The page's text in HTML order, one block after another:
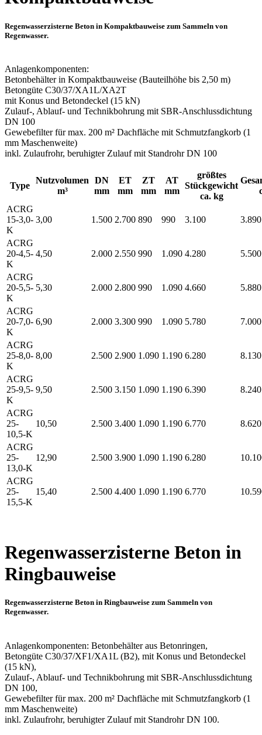
Regenwasserzisterne Beton in Kompaktbauweise zum Sammeln von
Regenwasser.
Anlagenkomponenten:
Betonbehälter in Kompaktbauweise (Bauteilhöhe bis 2,50 m)
Betongüte C30/37/XA1L/XA2T
mit Konus und Betondeckel (15 kN)
Zulauf-, Ablauf- und Technikbohrung mit SBR-Anschlussdichtung
DN 100
Gewebefilter für max. 200 m² Dachfläche mit Schmutzfangkorb (1
mm Maschenweite)
inkl. Zulaufrohr, beruhigter Zulauf mit Standrohr DN 100
Type
Nutzvolumen
m³
DN
mm
ET
mm
ZT
mm
AT
mm
größtes
Stückgewicht
ca. kg
ACRG
15-3,0-
K
3,00 1.500 2.700 890 990 3.100 3.890
ACRG
20-4,5-
K
4,50 2.000 2.550 990 1.090 4.280 5.500
ACRG
20-5,5-
K
5,30 2.000 2.800 990 1.090 4.660 5.880
ACRG
20-7,0-
K
6,90 2.000 3.300 990 1.090 5.780 7.000
ACRG
25-8,0-
K
8,00 2.500 2.900 1.090 1.190 6.280 8.130
ACRG
25-9,5-
K
9,50 2.500 3.150 1.090 1.190 6.390 8.240
ACRG
25-
10,5-K
10,50 2.500 3.400 1.090 1.190 6.770 8.620
ACRG
25-
13,0-K
12,90 2.500 3.900 1.090 1.190 6.280
ACRG
25-
15,5-K
15,40 2.500 4.400 1.090 1.190 6.770
Regenwasserzisterne Beton in
Ringbauweise
Regenwasserzisterne Beton in Ringbauweise zum Sammeln von
Regenwasser.
Anlagenkomponenten: Betonbehälter aus Betonringen,
Betongüte C30/37/XF1/XA1L (B2), mit Konus und Betondeckel
(15 kN),
Zulauf-, Ablauf- und Technikbohrung mit SBR-Anschlussdichtung
DN 100,
Gewebefilter für max. 200 m² Dachfläche mit Schmutzfangkorb (1
mm Maschenweite)
inkl. Zulaufrohr, beruhigter Zulauf mit Standrohr DN 100.